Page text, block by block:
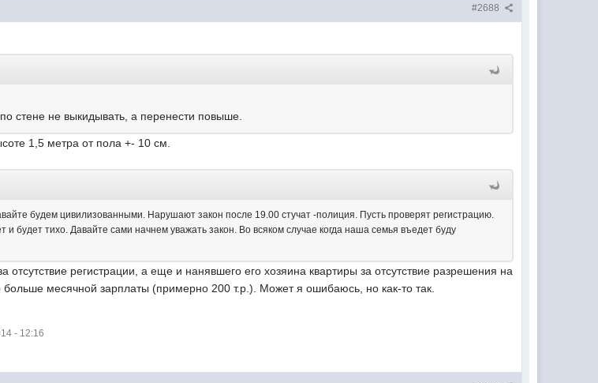
#2688
стене не выкидывать,а перенести повыше.
1,5 метра от пола +- 10 см.
будем цивилизованными. Нарушают закон после 19.00 стучат -полиция. Пусть проверят регистрацию.
будет тихо. Давайте сами начнем уважать закон. Во всяком случае когда наша семья въедет буду
регистрации, а еще и нанявшего его хозяина квартиры за отсутствие разрешения на
месячной зарплаты (примерно 200 т.р.). Может я ошибаюсь, но как-то так.
- 12:16